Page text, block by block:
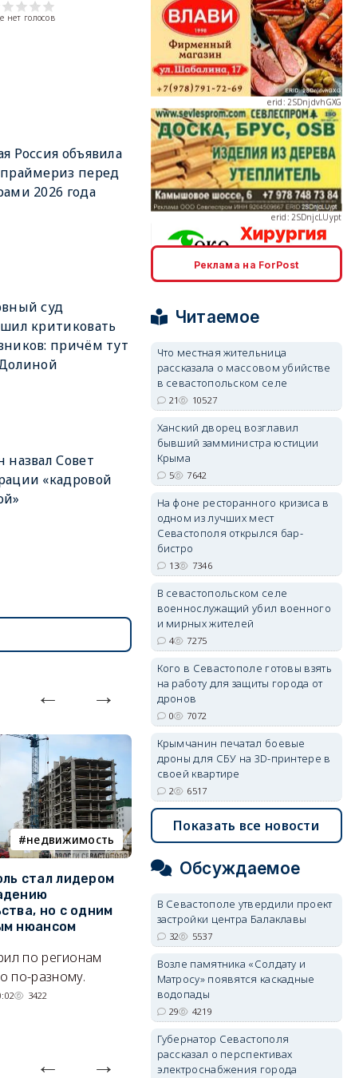
нет голосов
Россия объявила
перед
2026 года
суд
критиковать
причём тут
назвал Совет
«кадровой
недвижимость
стал лидером
но с одним
нюансом
по регионам
по-разному.
3422
ПВО
Кого в Севастополе готовы
города от дронов
Что надо знать о МОГах
города.
07/08/2026 15:13 7102
erid: 2SDnjdvhGXG
erid: 2SDnjcLUypt
erid: 2SDnjcrDNw6
erid: 2SDnjdvhGXG
Реклама на ForPost
Читаемое
Что местная жительница
рассказала о массовом убийстве
в севастопольском селе
21 10527
Ханский дворец возглавил
бывший замминистра юстиции
Крыма
5 7642
На фоне ресторанного кризиса в
одном из лучших мест
Севастополя открылся бар-
бистро
13 7346
В севастопольском селе
военнослужащий убил военного
и мирных жителей
4 7275
Кого в Севастополе готовы взять
на работу для защиты города от
дронов
0 7072
Крымчанин печатал боевые
дроны для СБУ на 3D-принтере в
своей квартире
2 6517
Показать все новости
Обсуждаемое
В Севастополе утвердили проект
застройки центра Балаклавы
32 5537
Возле памятника «Солдату и
Матросу» появятся каскадные
водопады
29 4219
Губернатор Севастополя
рассказал о перспективах
электроснабжения города